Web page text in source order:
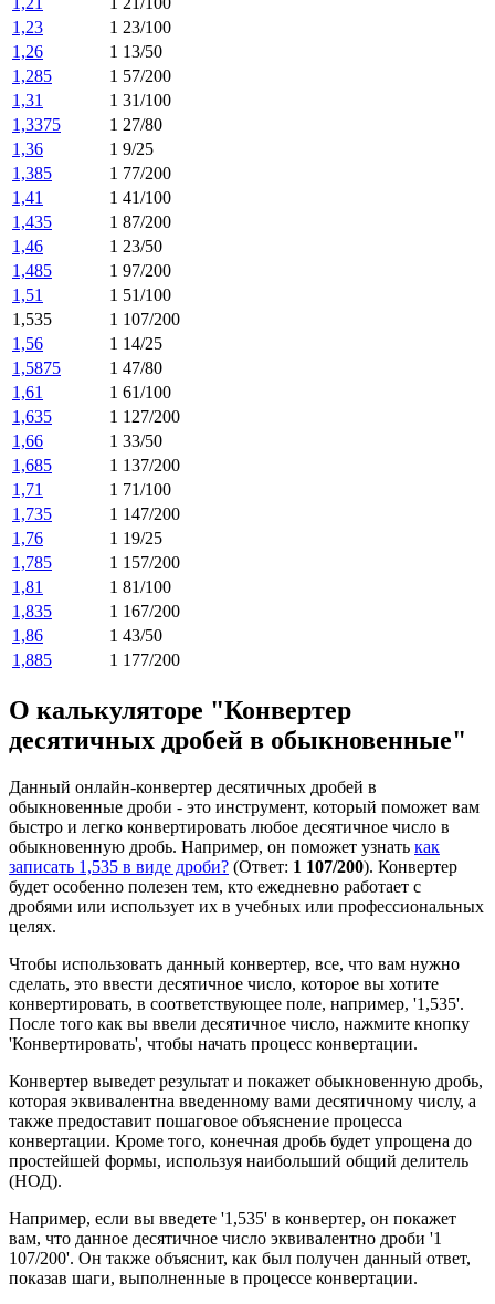
1,23
1 23/100
1,26
1 13/50
1,285
1 57/200
1,31
1 31/100
1,3375
1 27/80
1,36
1 9/25
1,385
1 77/200
1,41
1 41/100
1,435
1 87/200
1,46
1 23/50
1,485
1 97/200
1,51
1 51/100
1,535
1 107/200
1,56
1 14/25
1,5875
1 47/80
1,61
1 61/100
1,635
1 127/200
1,66
1 33/50
1,685
1 137/200
1,71
1 71/100
1,735
1 147/200
1,76
1 19/25
1,785
1 157/200
1,81
1 81/100
1,835
1 167/200
1,86
1 43/50
1,885
1 177/200
О калькуляторе "Конвертер
десятичных дробей в обыкновенные"
Данный онлайн-конвертер десятичных дробей в
обыкновенные дроби - это инструмент, который поможет вам
быстро и легко конвертировать любое десятичное число в
обыкновенную дробь. Например, он поможет узнать как
записать 1,535 в виде дроби? (Ответ: 1 107/200). Конвертер
будет особенно полезен тем, кто ежедневно работает с
дробями или использует их в учебных или профессиональных
целях.
Чтобы использовать данный конвертер, все, что вам нужно
сделать, это ввести десятичное число, которое вы хотите
конвертировать, в соответствующее поле, например, '1,535'.
После того как вы ввели десятичное число, нажмите кнопку
'Конвертировать', чтобы начать процесс конвертации.
Конвертер выведет результат и покажет обыкновенную дробь,
которая эквивалентна введенному вами десятичному числу, а
также предоставит пошаговое объяснение процесса
конвертации. Кроме того, конечная дробь будет упрощена до
простейшей формы, используя наибольший общий делитель
(НОД).
Например, если вы введете '1,535' в конвертер, он покажет
вам, что данное десятичное число эквивалентно дроби '1
107/200'. Он также объяснит, как был получен данный ответ,
показав шаги, выполненные в процессе конвертации.